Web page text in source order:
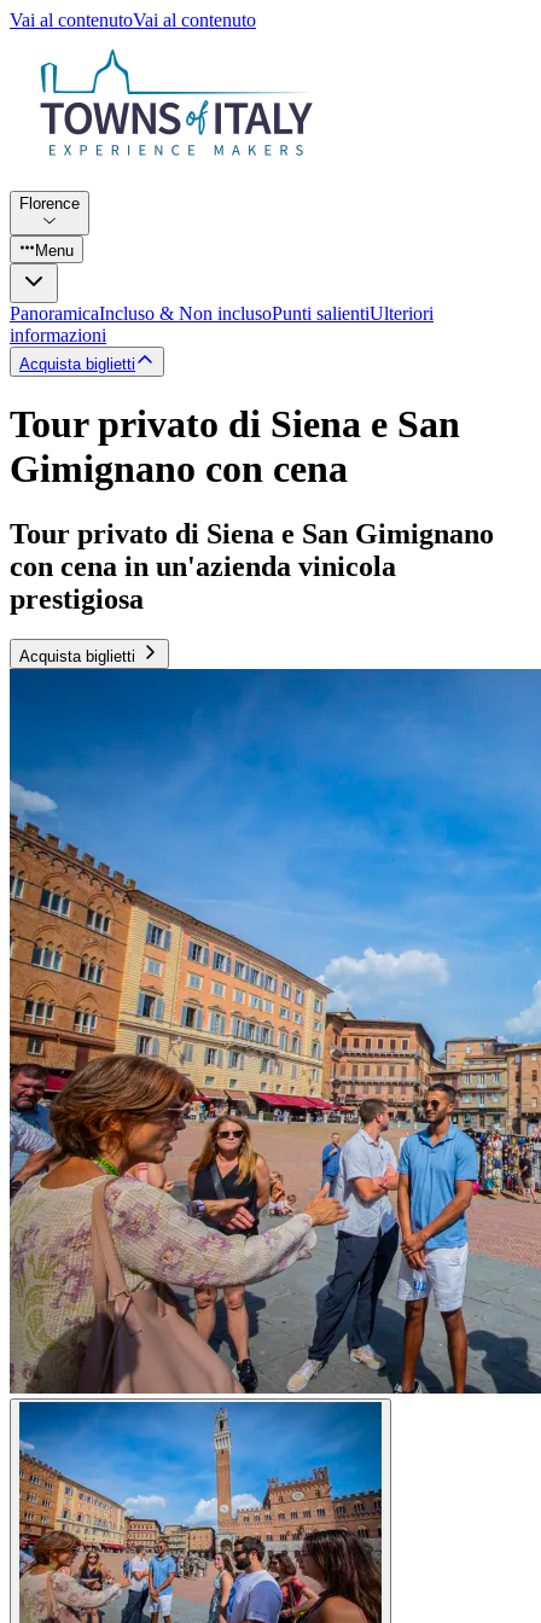
Vai al contenutoVai al contenuto
Florence
Menu
PanoramicaIncluso & Non inclusoPunti salientiUlteriori
informazioni
Acquista biglietti
Tour privato di Siena e San
Gimignano con cena
Tour privato di Siena e San Gimignano
con cena in un'azienda vinicola
prestigiosa
Acquista biglietti